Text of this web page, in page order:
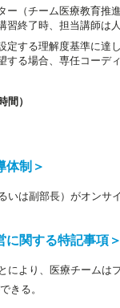
ー（チーム医療教育推
習終了時、担当講師は
定する理解度基準に
する場合、専任コーデ
間）
体制＞
いは副部長）がオンサ
に関する特記事項
により、医療チーム
きる。